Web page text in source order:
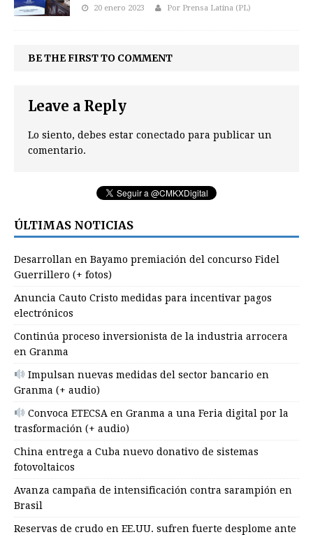
20 enero 2023 Por Prensa Latina (PL)
BE THE FIRST TO COMMENT
Leave a Reply
Lo siento, debes estar conectado para publicar un
comentario.
ÚLTIMAS NOTICIAS
Desarrollan en Bayamo premiación del concurso Fidel
Guerrillero (+ fotos)
Anuncia Cauto Cristo medidas para incentivar pagos
electrónicos
Continúa proceso inversionista de la industria arrocera
en Granma
Impulsan nuevas medidas del sector bancario en
Granma (+ audio)
Convoca ETECSA en Granma a una Feria digital por la
trasformación (+ audio)
China entrega a Cuba nuevo donativo de sistemas
fotovoltaicos
Avanza campaña de intensificación contra sarampión en
Brasil
Reservas de crudo en EE.UU. sufren fuerte desplome ante